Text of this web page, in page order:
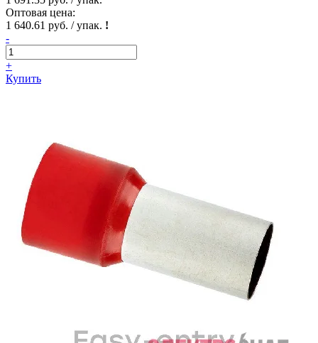
Оптовая цена:
1 640.61 руб. / упак. !
-
+
Купить